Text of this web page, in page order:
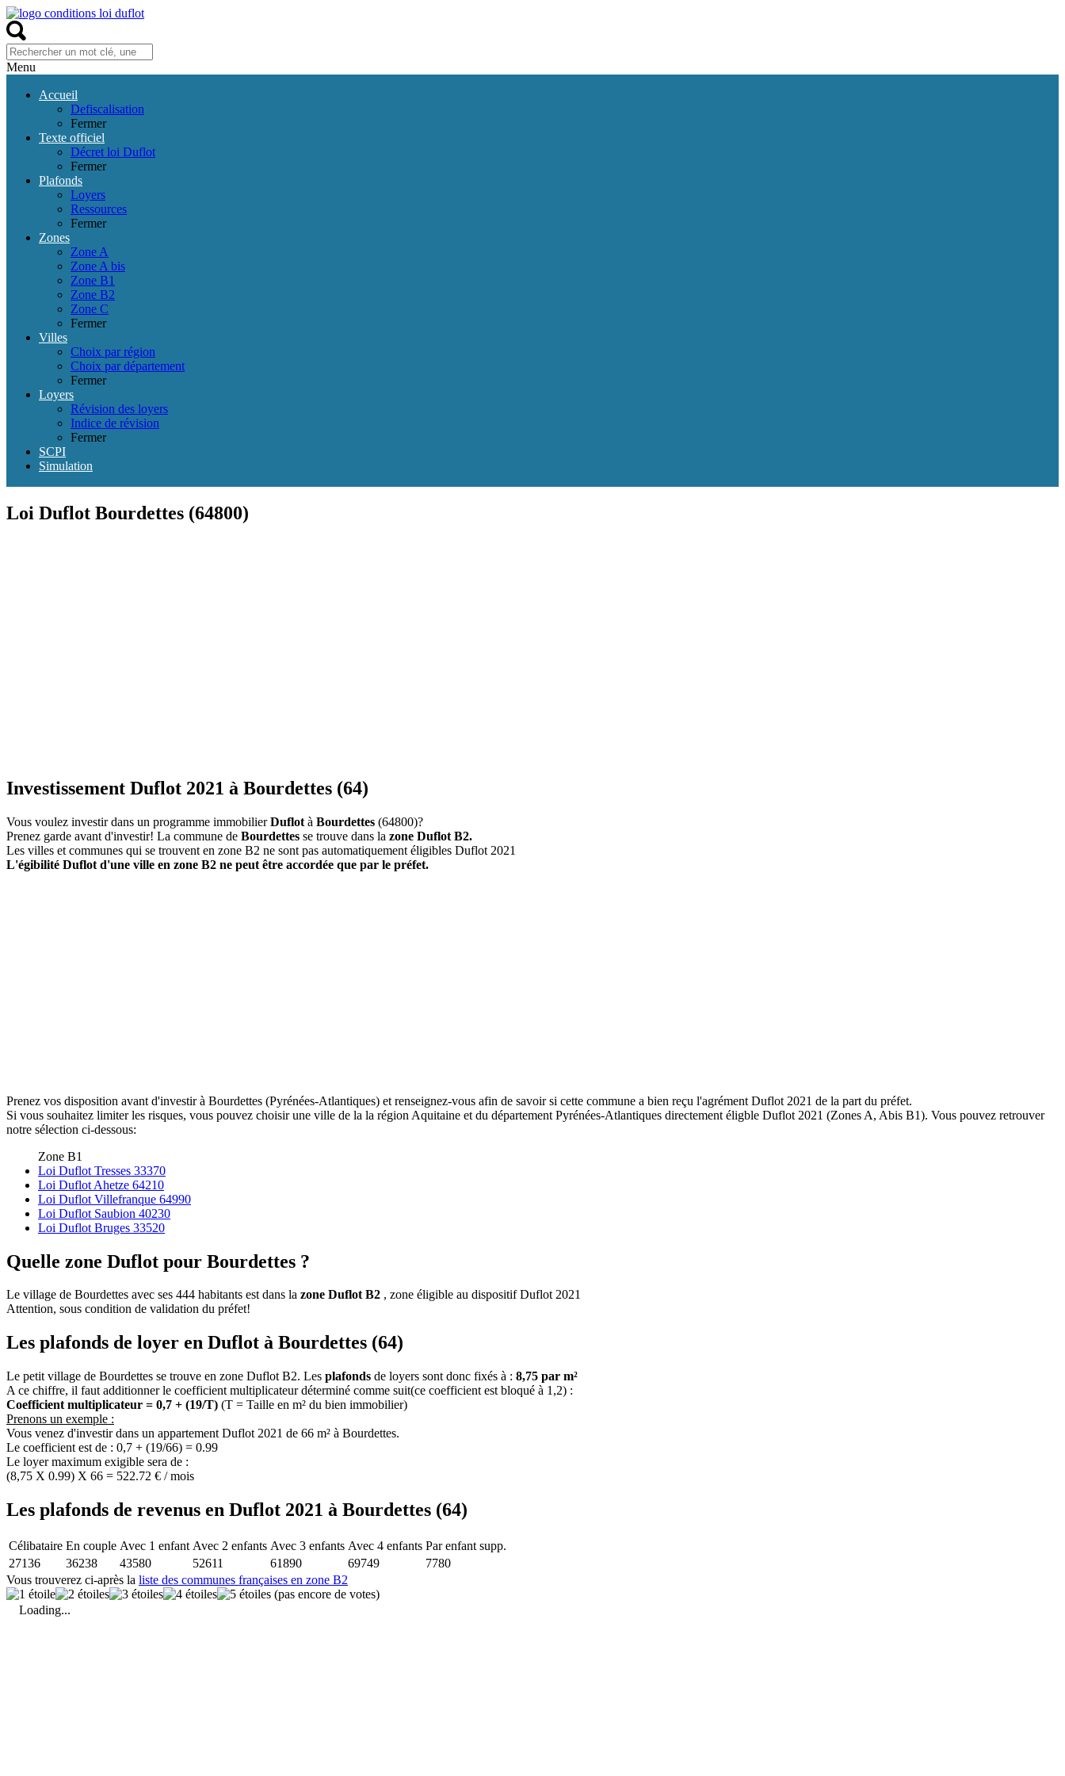
Menu
Accueil
Defiscalisation
Fermer
Texte officiel
Décret loi Duflot
Fermer
Plafonds
Loyers
Ressources
Fermer
Zones
Zone A
Zone A bis
Zone B1
Zone B2
Zone C
Fermer
Villes
Choix par région
Choix par département
Fermer
Loyers
Révision des loyers
Indice de révision
Fermer
SCPI
Simulation
Loi Duflot Bourdettes (64800)
Investissement Duflot 2021 à Bourdettes (64)
Vous voulez investir dans un programme immobilierDuflot à Bourdettes (64800)?
Prenez garde avant d'investir! La commune de Bourdettes se trouve dans la zone Duflot B2.
Les villes et communes qui se trouvent en zone B2 ne sont pas automatiquement éligibles Duflot 2021
L'égibilité Duflot d'une ville en zone B2 ne peut être accordée que par le préfet.
Prenez vos disposition avant d'investir à Bourdettes (Pyrénées-Atlantiques) et renseignez-vous afin de savoir si cette commune a bien reçu l'agrément Duflot 2021 de la part du préfet.
Si vous souhaitez limiter les risques, vous pouvez choisir une ville de la la région Aquitaine et du département Pyrénées-Atlantiques directement éligble Duflot 2021 (Zones A, Abis B1). Vous pouvez retrouver
notre sélection ci-dessous:
Zone B1
Loi Duflot Tresses 33370
Loi Duflot Ahetze 64210
Loi Duflot Villefranque 64990
Loi Duflot Saubion 40230
Loi Duflot Bruges 33520
Quelle zone Duflot pour Bourdettes ?
Le village de Bourdettes avec ses 444 habitants est dans la zone Duflot B2 , zone éligible au dispositif Duflot 2021
Attention, sous condition de validation du préfet!
Les plafonds de loyer en Duflot à Bourdettes (64)
Le petit village de Bourdettes se trouve en zone Duflot B2. Les plafonds de loyers sont donc fixés à : 8,75 par m²
A ce chiffre, il faut additionner le coefficient multiplicateur déterminé comme suit(ce coefficient est bloqué à 1,2) :
Coefficient multiplicateur = 0,7 + (19/T) (T = Taille en m² du bien immobilier)
Prenons un exemple :
Vous venez d'investir dans un appartement Duflot 2021 de 66 m² à Bourdettes.
Le coefficient est de : 0,7 + (19/66) = 0.99
Le loyer maximum exigible sera de :
(8,75 X 0.99) X 66 = 522.72 € / mois
Les plafonds de revenus en Duflot 2021 à Bourdettes (64)
Célibataire En couple Avec 1 enfant Avec 2 enfants Avec 3 enfants Avec 4 enfants Par enfant supp.
27136
36238 43580 52611 61890 69749
7780
Vous trouverez ci-après la liste des communes françaises en zone B2
(pas encore de votes)
Loading...